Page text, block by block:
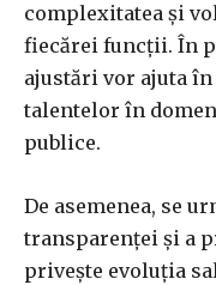
complexitatea și
fiecărei funcții. În
ajustări vor ajuta
talentelor în
publice.
De asemenea, se
transparenței și a
privește evoluția